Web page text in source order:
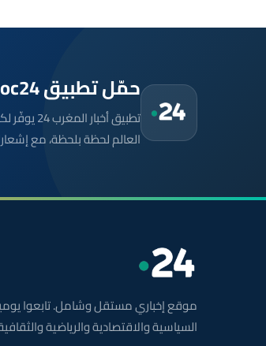
حمّل تطبيق Maroc24، أخبار المغرب تصلك أولاً
تطبيق
العالم لحظة بلحظة، مع
موقع إخباري مستقل وشامل. تابعوا يومياً
السياسية والاقتصادية والرياضية